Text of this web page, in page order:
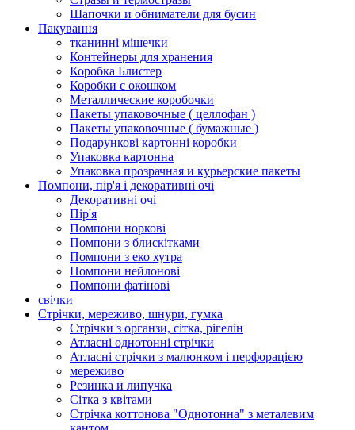
Шапочки и обниматели для бусин
Пакування
тканинні мішечки
Контейнеры для хранения
Коробка Блистер
Коробки с окошком
Металлические коробочки
Пакеты упаковочные ( целлофан )
Пакеты упаковочные ( бумажные )
Подарункові картонні коробки
Упаковка картонна
Упаковка прозрачная и курьерские пакеты
Помпони, пір'я і декоративні очі
Декоративні очі
Пір'я
Помпони норкові
Помпони з блискітками
Помпони з еко хутра
Помпони нейлонові
Помпони фатінові
свічки
Стрічки, мереживо, шнури, гумка
Стрічки з органзи, сітка, рігелін
Атласні однотонні стрічки
Атласні стрічки з малюнком і перфорацією
мереживо
Резинка и липучка
Сітка з квітами
Стрічка коттонова "Однотонна" з металевим